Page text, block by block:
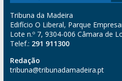
Tribuna da Madeira
Edifício O Liberal, Parque
Lote n.º 7, 9304-006 Câmara de
Telef.: 291 911300
Redação
tribuna@tribunadamadeira.pt